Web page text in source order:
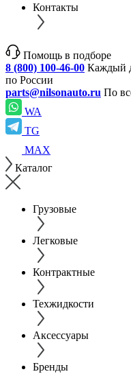
Контакты
Помощь в подборе
8 (800) 100-46-00 Каждый
по России
parts@nilsonauto.ru По
WA
TG
MAX
Каталог
Грузовые
Легковые
Контрактные
Техжидкости
Аксессуары
Бренды